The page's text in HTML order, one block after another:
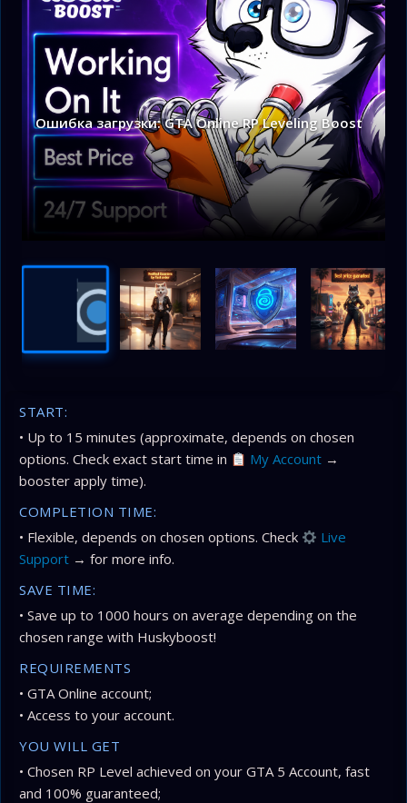
Ошибка загрузки: GTA Online RP Leveling Boost
START:
• Up to 15 minutes (approximate, depends on chosen
options. Check exact start time in
My Account →
booster apply time).
COMPLETION TIME:
• Flexible, depends on chosen options. Check
Live
Support → for more info.
SAVE TIME:
• Save up to 1000 hours on average depending on the
chosen range with Huskyboost!
REQUIREMENTS
• GTA Online account;
• Access to your account.
YOU WILL GET
• Chosen RP Level achieved on your GTA 5 Account, fast
and 100% guaranteed;